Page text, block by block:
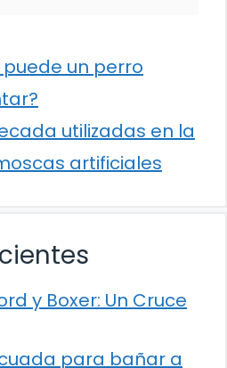
un perro
utilizadas en la
artificiales
y Boxer: Un Cruce
para bañar a